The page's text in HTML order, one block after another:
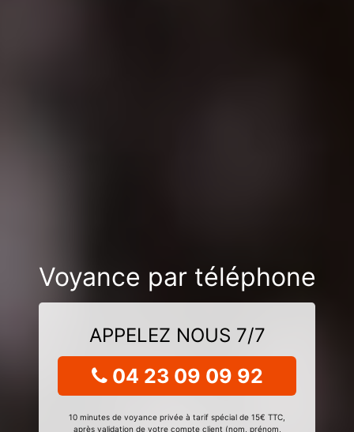
Voyance par téléphone
APPELEZ NOUS 7/7
04 23 09 09 92
10 minutes de voyance privée à tarif spécial de 15€ TTC,
après validation de votre compte client (nom, prénom,